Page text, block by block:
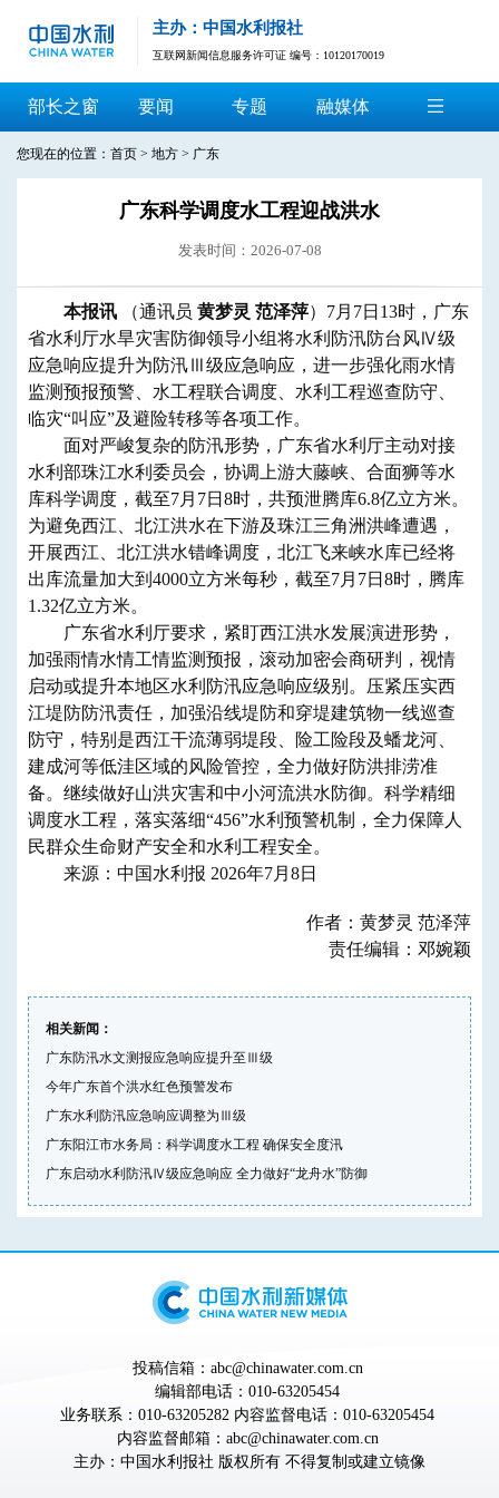
主办：中国水利报社
互联网新闻信息服务许可证 编号：10120170019
部长之窗 要闻 专题 融媒体
您现在的位置： 首页 > 地方 > 广东
广东科学调度水工程迎战洪水
发表时间：2026-07-08
本报讯 （通讯员 黄梦灵 范泽萍）7月7日13时，广东
省水利厅水旱灾害防御领导小组将水利防汛防台风Ⅳ级
应急响应提升为防汛Ⅲ级应急响应，进一步强化雨水情
监测预报预警、水工程联合调度、水利工程巡查防守、
临灾“叫应”及避险转移等各项工作。
面对严峻复杂的防汛形势，广东省水利厅主动对接
水利部珠江水利委员会，协调上游大藤峡、合面狮等水
库科学调度，截至7月7日8时，共预泄腾库6.8亿立方米。
为避免西江、北江洪水在下游及珠江三角洲洪峰遭遇，
开展西江、北江洪水错峰调度，北江飞来峡水库已经将
出库流量加大到4000立方米每秒，截至7月7日8时，腾库
1.32亿立方米。
广东省水利厅要求，紧盯西江洪水发展演进形势，
加强雨情水情工情监测预报，滚动加密会商研判，视情
启动或提升本地区水利防汛应急响应级别。压紧压实西
江堤防防汛责任，加强沿线堤防和穿堤建筑物一线巡查
防守，特别是西江干流薄弱堤段、险工险段及蟠龙河、
建成河等低洼区域的风险管控，全力做好防洪排涝准
备。继续做好山洪灾害和中小河流洪水防御。科学精细
调度水工程，落实落细“456”水利预警机制，全力保障人
民群众生命财产安全和水利工程安全。
来源：中国水利报 2026年7月8日
作者：黄梦灵 范泽萍
责任编辑：邓婉颖
相关新闻：
广东防汛水文测报应急响应提升至Ⅲ级
今年广东首个洪水红色预警发布
广东水利防汛应急响应调整为Ⅲ级
广东阳江市水务局：科学调度水工程 确保安全度汛
广东启动水利防汛Ⅳ级应急响应 全力做好“龙舟水”防御
投稿信箱：abc@chinawater.com.cn
编辑部电话：010-63205454
业务联系：010-63205282 内容监督电话：010-63205454
内容监督邮箱：abc@chinawater.com.cn
主办： 中国水利报社 版权所有 不得复制或建立镜像